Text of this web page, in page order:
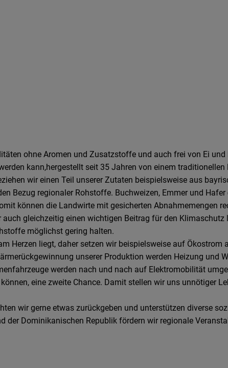
ohne Aromen und Zusatzstoffe und auch frei von Ei
kann,hergestellt seit 35 Jahren von einem
wir einen Teil unserer Zutaten beispielsweise aus
Bezug regionaler Rohstoffe. Buchweizen, Emmer und
können die Landwirte mit gesicherten Abnahmemengen
gleichzeitig einen wichtigen Beitrag für den
möglichst gering halten.
Herzen liegt, daher setzen wir beispielsweise auf Ökostrom
unserer Produktion werden Heizung und
werden nach und nach auf Elektromobilität
eine zweite Chance. Damit stellen wir uns unnötiger
wir gerne etwas zurückgeben und unterstützen diverse
der Dominikanischen Republik fördern wir regionale